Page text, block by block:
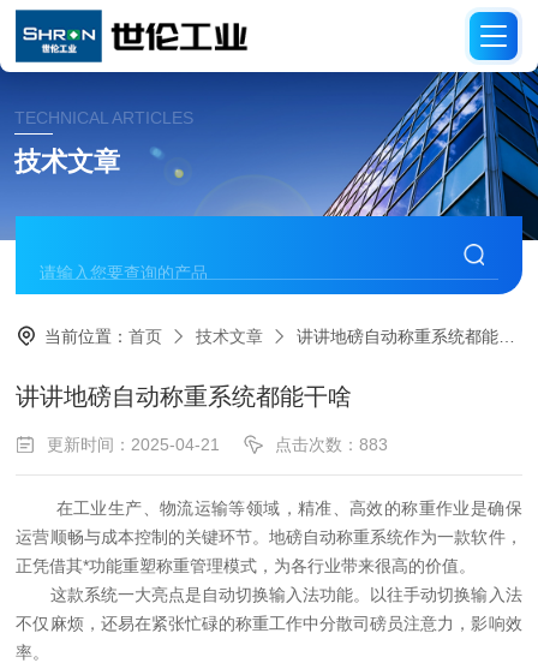
TECHNICAL ARTICLES
技术文章
当前位置：首页 技术文章 讲讲地磅自动称重系统都能干啥
讲讲地磅自动称重系统都能干啥
更新时间：2025-04-21 点击次数：883
在工业生产、物流运输等领域，精准、高效的称重作业是确保
运营顺畅与成本控制的关键环节。地磅自动称重系统作为一款软件，
正凭借其*功能重塑称重管理模式，为各行业带来很高的价值。
这款系统一大亮点是自动切换输入法功能。以往手动切换输入法
不仅麻烦，还易在紧张忙碌的称重工作中分散司磅员注意力，影响效
率。